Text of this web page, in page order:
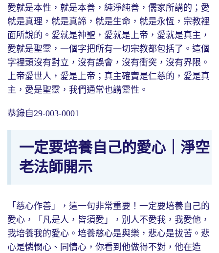
愛就是本性，就是本善，純淨純善，儒家所講的；愛
就是真理，就是真諦，就是生命，就是永恆，宗教裡
面所說的。愛就是神聖，愛就是上帝，愛就是真主，
愛就是聖靈，一個字把所有一切宗教都包括了。這個
字裡頭沒有對立，沒有誤會，沒有衝突，沒有界限。
上帝愛世人，愛是上帝；真主確實是仁慈的，愛是真
主，愛是聖靈，我們通常也講靈性。
恭錄自29-003-0001
一定要培養自己的愛心｜淨空
老法師開示
「慈心作善」，這一句非常重要！一定要培養自己的
愛心，「凡是人，皆須愛」，別人不愛我，我愛他，
我培養我的愛心。培養慈心是與樂，悲心是拔苦。悲
心是憐憫心、同情心，你看到他做得不對，他在造